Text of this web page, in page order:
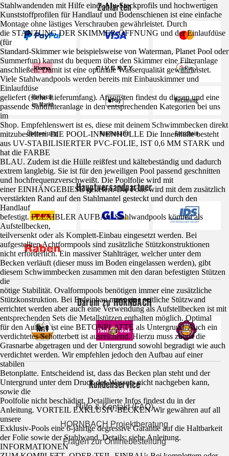
Stahlwandenden mit Hilfe eines Alu-Steckprofils und hochwertigen
Kunststoffprofilen für Handlauf und Bodenschienen ist eine einfache
Montage ohne lästiges Verschrauben gewährleistet. Durch
die STANZUNG DER SKIMMER-ÖFFNUNG und der Einlaufdüse
(für
Standard-Skimmer wie beispielsweise von Waterman, Planet Pool oder
Summerfun) kannst du bequem über den Skimmer eine Filteranlage
anschließen. Damit ist eine optimale Wasserqualität gewährleistet.
Viele Stahlwandpools werden bereits mit Einbauskimmer und
Einlaufdüse
geliefert (siehe Lieferumfang). Ansonsten findest du diesen und eine
passende Sandfilteranlage in den entsprechenden Kategorien bei uns
im
Shop. Empfehlenswert ist es, diese mit deinem Schwimmbecken direkt
mitzubestellen. DIE POOL-INNENHÜLLE Die Innenhülle besteht
aus UV-STABILISIERTER PVC-FOLIE, IST 0,6 MM STARK und
hat die FARBE
BLAU. Zudem ist die Hülle reißfest und kältebeständig und dadurch
extrem langlebig. Sie ist für den jeweiligen Pool passend geschnitten
und hochfrequenzverschweißt. Die Poolfolie wird mit
einer EINHÄNGEBIESE geliefert. Die Folie wird mit dem zusätzlich
verstärkten Rand auf den Stahlmantel gesteckt und durch den
Handlauf
befestigt. FLEXIBLER AUFBAU Stahlwandpools können als
Aufstellbecken,
teilversenkt oder als Komplett-Einbau eingesetzt werden. Bei
aufgestellten Achtformpools sind zusätzliche Stützkonstruktionen
nicht erforderlich. Ein massiver Stahlträger, welcher unter dem
Becken verläuft (dieser muss im Boden eingelassen werden), gibt
diesem Schwimmbecken zusammen mit den daran befestigten Stützen
die
nötige Stabilität. Ovalformpools benötigen immer eine zusätzliche
Stützkonstruktion. Bei Erdeinbau muss eine seitliche Stützwand
errichtet werden aber auch eine Verwendung als Aufstellbecken ist mit
entsprechenden Sets die Metallstützen enthalten möglich. Optimal
für den Aufbau ist eine BETONPLATTE als Untergrund. Auch ein
verdichtetes Schotterbett ist ausreichend. Hierzu muss zuerst die
Grasnarbe abgetragen und der Untergrund sowohl begradigt wie auch
verdichtet werden. Wir empfehlen jedoch den Aufbau auf einer
stabilen
Betonplatte. Entscheidend ist, dass das Becken plan steht und der
Untergrund unter dem Druck des Wassers nicht nachgeben kann,
sowie die
Poolfolie nicht beschädigt. Detaillierte Infos findest du in der
Anleitung. VORTEIL EXKLUSIV-BECKEN Wir gewähren auf all
unsere
Exklusiv-Pools eine 6-jährige degressive Garantie auf die Haltbarkeit
der Folie sowie der Stahlwand. Details: siehe Anleitung.
INFORMATIONEN
Zahlarten
Hauptversandpartner
Darum zu HORNBACH
Kundenservice
Hilfe & Kontakt (FAQ)
HORNBACH Projektberatung
Fragen zur Onlinebestellung